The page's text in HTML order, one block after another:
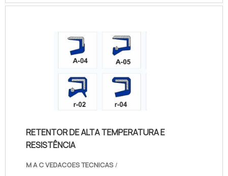
(FKM), silicone, PTFE ou grafite,
+200°C, conforme o material.
Oferecem opções de vedação
simples ou dupla, com ou sem mola,
e diâmetros de 10 a 200 mm.
Aplicados em setores automotivo,
agrícola, naval, ferroviário e
industrial, aumentam a durabilidade
de manutenção e garantem
eficiência operacional.
RETENTOR DE ALTA TEMPERATURA E
RESISTÊNCIA
M A C VEDACOES TECNICAS /